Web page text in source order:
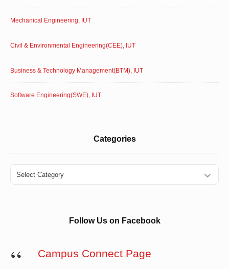
Mechanical Engineering, IUT
Civil & Environmental Engineering(CEE), IUT
Business & Technology Management(BTM), IUT
Software Engineering(SWE), IUT
Categories
Categories
Follow Us on Facebook
Campus Connect Page